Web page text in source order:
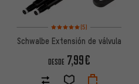
Valoración media: 5 de 5
(5)
Schwalbe Extensión de válvula
DESDE 7,99€